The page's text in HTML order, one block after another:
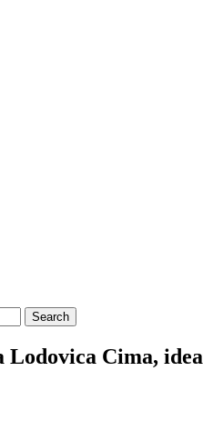
Lodovica Cima,